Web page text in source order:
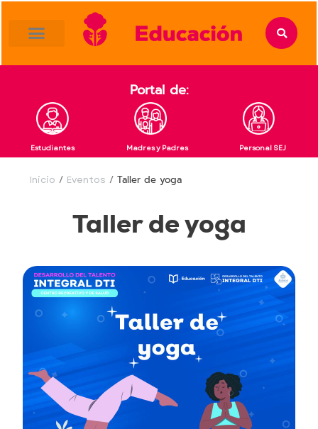
Portal de:
Estudiantes Madres y Padres Personal SEJ
Inicio / Eventos / Taller de yoga
Taller de yoga